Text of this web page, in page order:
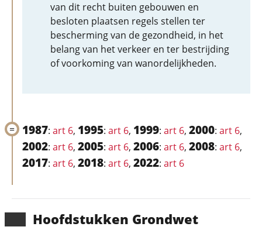
Hoofd­stukken Grondwet
van dit recht buiten gebouwen en
besloten plaatsen regels stellen ter
bescherming van de gezondheid, in het
belang van het verkeer en ter bestrijding
of voorkoming van wanordelijkheden.
1987: art 6, 1995: art 6, 1999: art 6, 2000: art 6,
2002: art 6, 2005: art 6, 2006: art 6, 2008: art 6,
2017: art 6, 2018: art 6, 2022: art 6